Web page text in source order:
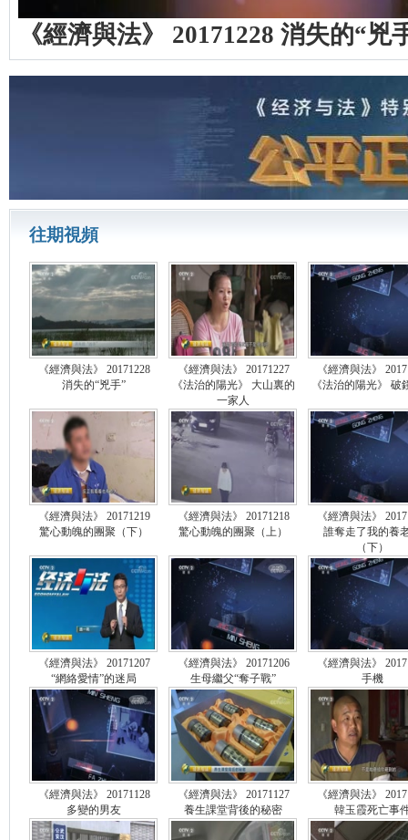
《經濟與法》 20171228 消失的“兇
往期視頻
《經濟與法》 20171228
消失的“兇手”
《經濟與法》 20171227
《法治的陽光》 大山裏的
一家人
《經濟與法》
《法治的陽光》 破
《經濟與法》 20171219
驚心動魄的團聚（下）
《經濟與法》 20171218
驚心動魄的團聚（上）
《經濟與法》
誰奪走了我的養
（下）
《經濟與法》 20171207
“網絡愛情”的迷局
《經濟與法》 20171206
生母繼父“奪子戰”
《經濟與法》
手機
《經濟與法》 20171128
多變的男友
《經濟與法》 20171127
養生課堂背後的秘密
《經濟與法》
韓玉霞死亡事